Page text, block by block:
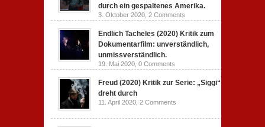
durch ein gespaltenes Amerika.
3. Oktober 2020, 2 Comments
Endlich Tacheles (2020) Kritik zum
Dokumentarfilm: unverständlich,
unmissverständlich.
19. Mai 2020, 0 Comments
Freud (2020) Kritik zur Serie: „Siggi“
dreht durch
11. April 2020, 2 Comments